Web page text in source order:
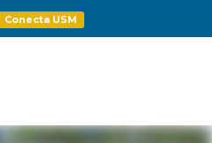
Conecta USM